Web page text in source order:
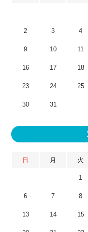
2 3 4
9 10 11
16 17 18
23 24 25
30 31
日 月 火
1
6 7 8
13 14 15